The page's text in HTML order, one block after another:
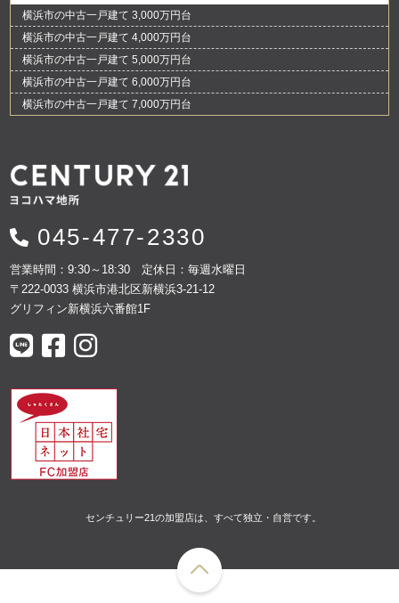
横浜市の中古一戸建て 3,000万円台
横浜市の中古一戸建て 4,000万円台
横浜市の中古一戸建て 5,000万円台
横浜市の中古一戸建て 6,000万円台
横浜市の中古一戸建て 7,000万円台
045-477-2330
営業時間：9:30～18:30 定休日：毎週水曜日
〒222-0033 横浜市港北区新横浜3-21-12
グリフィン新横浜六番館1F
センチュリー21の加盟店は、すべて独立・自営です。